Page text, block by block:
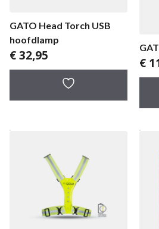
GATO Head Torch USB
hoofdlamp
€32,95 €